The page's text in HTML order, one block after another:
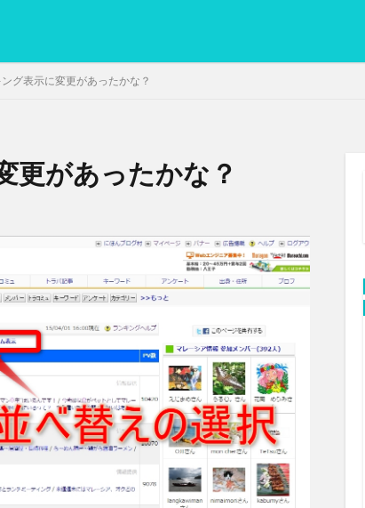
グ表示に変更があったかな？
更があったかな？
グリ画像 マレーシア動画 ヨーグルト
検索